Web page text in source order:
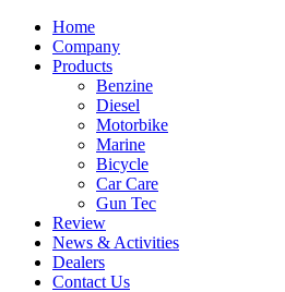
Home
Company
Products
Benzine
Diesel
Motorbike
Marine
Bicycle
Car Care
Gun Tec
Review
News & Activities
Dealers
Contact Us